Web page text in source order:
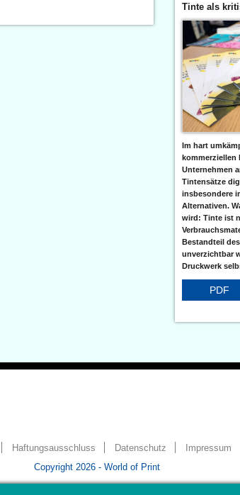
Tinte als
Im hart
kommerziellen
Unternehmen
Tintensätze
insbesondere
Alternativen.
wird: Tinte ist
Bestandteil
unverzichtbar
Druckwerk
PDF
Haftungsausschluss Datenschutz
Impressum
Copyright 2026 - World of Print